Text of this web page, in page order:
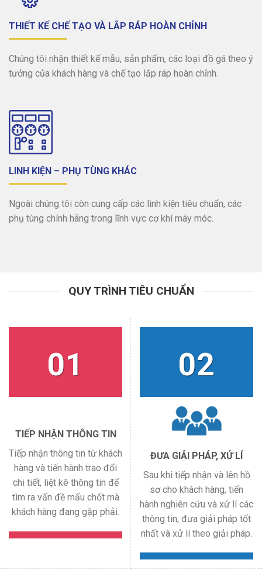
THIẾT KẾ CHẾ TẠO VÀ LẮP RÁP HOÀN CHỈNH
Chúng tôi nhận thiết kế mẫu, sản phẩm, các loại đồ gá theo ý
tưởng của khách hàng và chế tạo lắp ráp hoàn chỉnh.
LINH KIỆN – PHỤ TÙNG KHÁC
Ngoài chúng tôi còn cung cấp các linh kiện tiêu chuẩn, các
phụ tùng chính hãng trong lĩnh vực cơ khí máy móc.
QUY TRÌNH TIÊU CHUẨN
01
TIẾP NHẬN THÔNG TIN
Tiếp nhận thông tin từ khách
hàng và tiến hành trao đổi
chi tiết, liệt kê thông tin để
tìm ra vấn đề mấu chốt mà
khách hàng đang gặp phải.
02
ĐƯA GIẢI PHÁP, XỬ LÍ
Sau khi tiếp nhận và lên hồ
sơ cho khách hàng, tiến
hành nghiên cứu và xử lí các
thông tin, đưa giải pháp tốt
nhất và xử lí theo giải pháp.